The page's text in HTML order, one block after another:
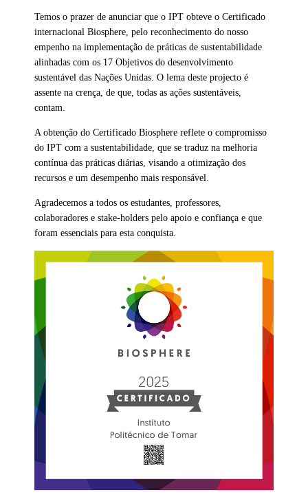
Temos o prazer de anunciar que o IPT obteve o Certificado
internacional Biosphere, pelo reconhecimento do nosso
empenho na implementação de práticas de sustentabilidade
alinhadas com os 17 Objetivos do desenvolvimento
sustentável das Nações Unidas. O lema deste projecto é
assente na crença, de que, todas as ações sustentáveis,
contam.
A obtenção do Certificado Biosphere reflete o compromisso
do IPT com a sustentabilidade, que se traduz na melhoria
contínua das práticas diárias, visando a otimização dos
recursos e um desempenho mais responsável.
Agradecemos a todos os estudantes, professores,
colaboradores e stake-holders pelo apoio e confiança e que
foram essenciais para esta conquista.